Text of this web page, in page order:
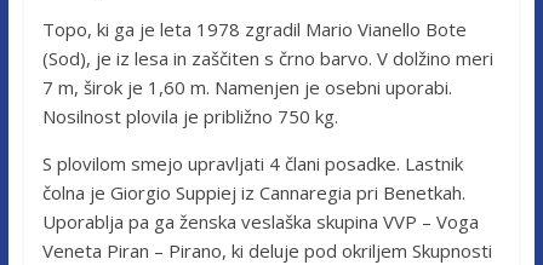
Topo, ki ga je leta 1978 zgradil Mario Vianello Bote
(Sod), je iz lesa in zaščiten s črno barvo. V dolžino meri
7 m, širok je 1,60 m. Namenjen je osebni uporabi.
Nosilnost plovila je približno 750 kg.
S plovilom smejo upravljati 4 člani posadke. Lastnik
čolna je Giorgio Suppiej iz Cannaregia pri Benetkah.
Uporablja pa ga ženska veslaška skupina VVP – Voga
Veneta Piran – Pirano, ki deluje pod okriljem Skupnosti